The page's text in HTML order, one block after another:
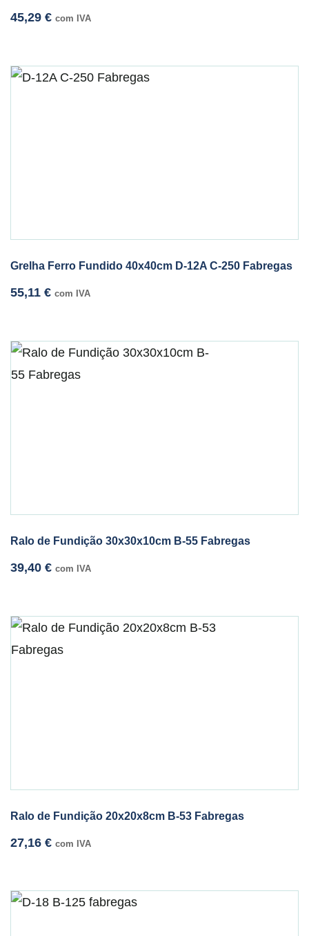
45,29 € com IVA
Grelha Ferro Fundido 40x40cm D-12A C-250 Fabregas
55,11 € com IVA
Ralo de Fundição 30x30x10cm B-55 Fabregas
39,40 € com IVA
Ralo de Fundição 20x20x8cm B-53 Fabregas
27,16 € com IVA